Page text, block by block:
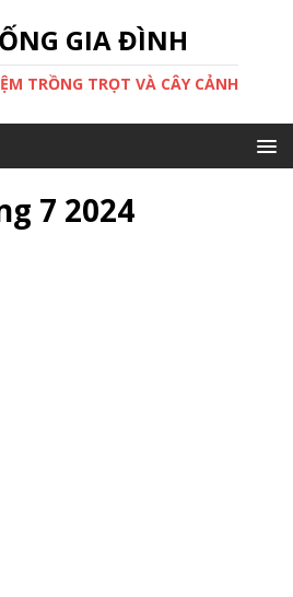
GIA ĐÌNH
TRỒNG TRỌT VÀ CÂY CẢNH
7 2024